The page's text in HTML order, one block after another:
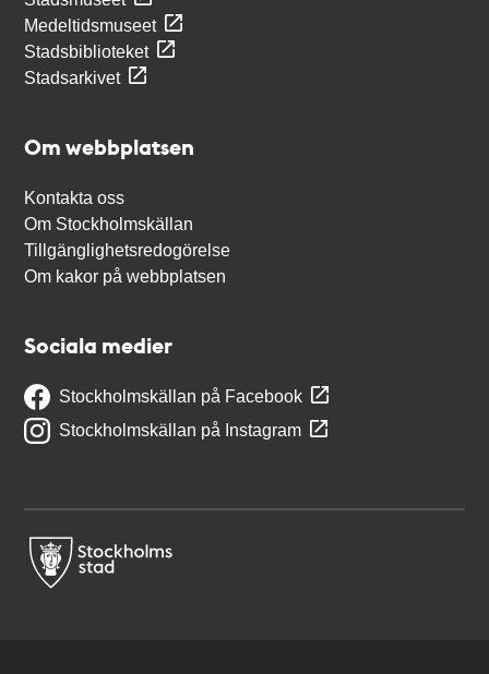
Medeltidsmuseet
Stadsbiblioteket
Stadsarkivet
Om webbplatsen
Kontakta oss
Om Stockholmskällan
Tillgänglighetsredogörelse
Om kakor på webbplatsen
Sociala medier
Stockholmskällan på Facebook
Stockholmskällan på Instagram